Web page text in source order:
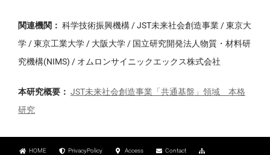
関連機関： 科学技術振興機構 / JST未来社会創造事業 / 東京大
学 / 東京工業大学 / 大阪大学 / 国立研究開発法人物質・材料研
究機構(NIMS) / オムロンサイニックエックス株式会社
本研究概要： JST未来社会創造事業「共通基盤」領域 本格
研究
HOME PrivacyPolicy Access Contact